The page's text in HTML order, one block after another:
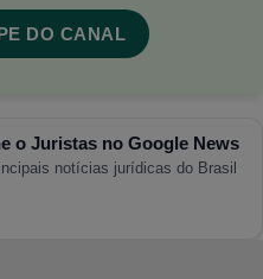
DO CANAL
o Juristas no Google News
notícias jurídicas do Brasil